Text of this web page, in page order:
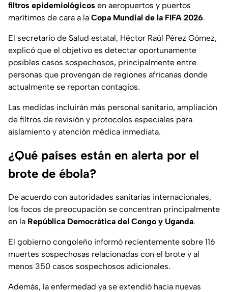
filtros epidemiológicos en aeropuertos y puertos
marítimos de cara a la Copa Mundial de la FIFA 2026.
El secretario de Salud estatal, Héctor Raúl Pérez Gómez,
explicó que el objetivo es detectar oportunamente
posibles casos sospechosos, principalmente entre
personas que provengan de regiones africanas donde
actualmente se reportan contagios.
Las medidas incluirán más personal sanitario, ampliación
de filtros de revisión y protocolos especiales para
aislamiento y atención médica inmediata.
¿Qué países están en alerta por el
brote de ébola?
De acuerdo con autoridades sanitarias internacionales,
los focos de preocupación se concentran principalmente
en la República Democrática del Congo y Uganda.
El gobierno congoleño informó recientemente sobre 116
muertes sospechosas relacionadas con el brote y al
menos 350 casos sospechosos adicionales.
Además, la enfermedad ya se extendió hacia nuevas